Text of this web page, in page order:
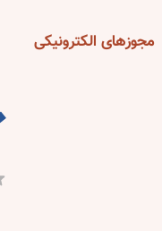
مجوزهای الکترونیکی